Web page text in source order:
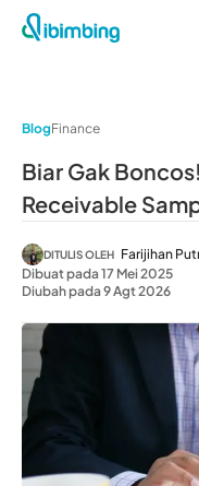
BlogFinance
Biar Gak
Receivable
DITULIS OLEH Farijihan
Dibuat pada 17 Mei 2025
Diubah pada 9 Agt 2026